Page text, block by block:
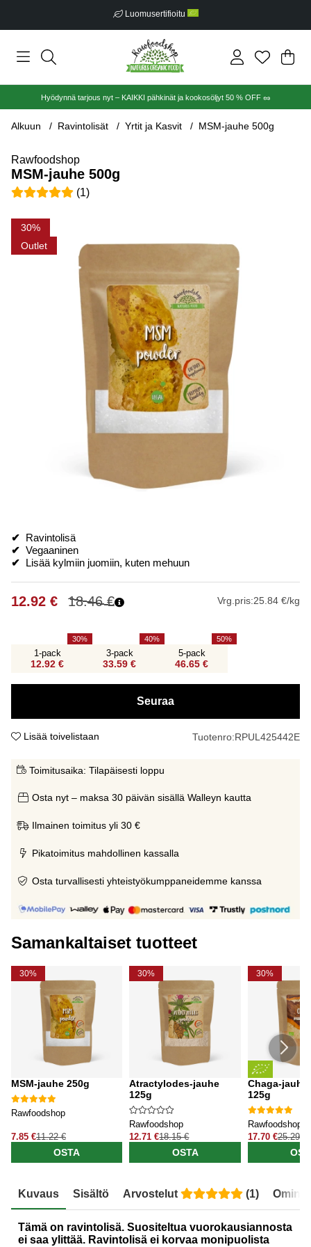
Ilmainen toimitus alkaen €30
.
Hyödynnä tarjous nyt – KAIKKI pähkinät ja kookosöljyt 50 % OFF 🥜
Alkuun Ravintolisät Yrtit ja Kasvit MSM-jauhe 500g
Rawfoodshop
MSM-jauhe 500g
Keskiarvoluokitus 5 / 5 Arvioiden määrä 1
(1)
30
Outlet
Tuotekuvat MSM-jauhe 500g
✔
Ravintolisä
✔ Vegaaninen
✔ Lisää kylmiin juomiin, kuten mehuun
18.46€
12.92 € Vrg.pris:25.84 €/kg
1-pack
12.92 €
30
3-pack
33.59 €
40
5-pack
46.65 €
50
Seuraa
Lisää toivelistaan Tuotenro:RPUL425442E
Toimitusaika: Tilapäisesti loppu
Osta nyt – maksa 30 päivän sisällä Walleyn kautta
Ilmainen toimitus yli 30 €
Pikatoimitus mahdollinen kassalla
Osta turvallisesti yhteistyökumppaneidemme kanssa
Samankaltaiset tuotteet
30%
MSM-jauhe 250g
Rawfoodshop
7.85 €11.22 €
OSTA
30%
Atractylodes-jauhe
125g
Rawfoodshop
12.71 €18.15 €
OSTA
30%
Chaga-jauhe
125g
Rawfoodshop
17.70 €25.29 €
Kuvaus Sisältö Arvostelut (1)
Tämä on ravintolisä. Suositeltua vuorokausiannosta
ei saa ylittää. Ravintolisä ei korvaa monipuolista